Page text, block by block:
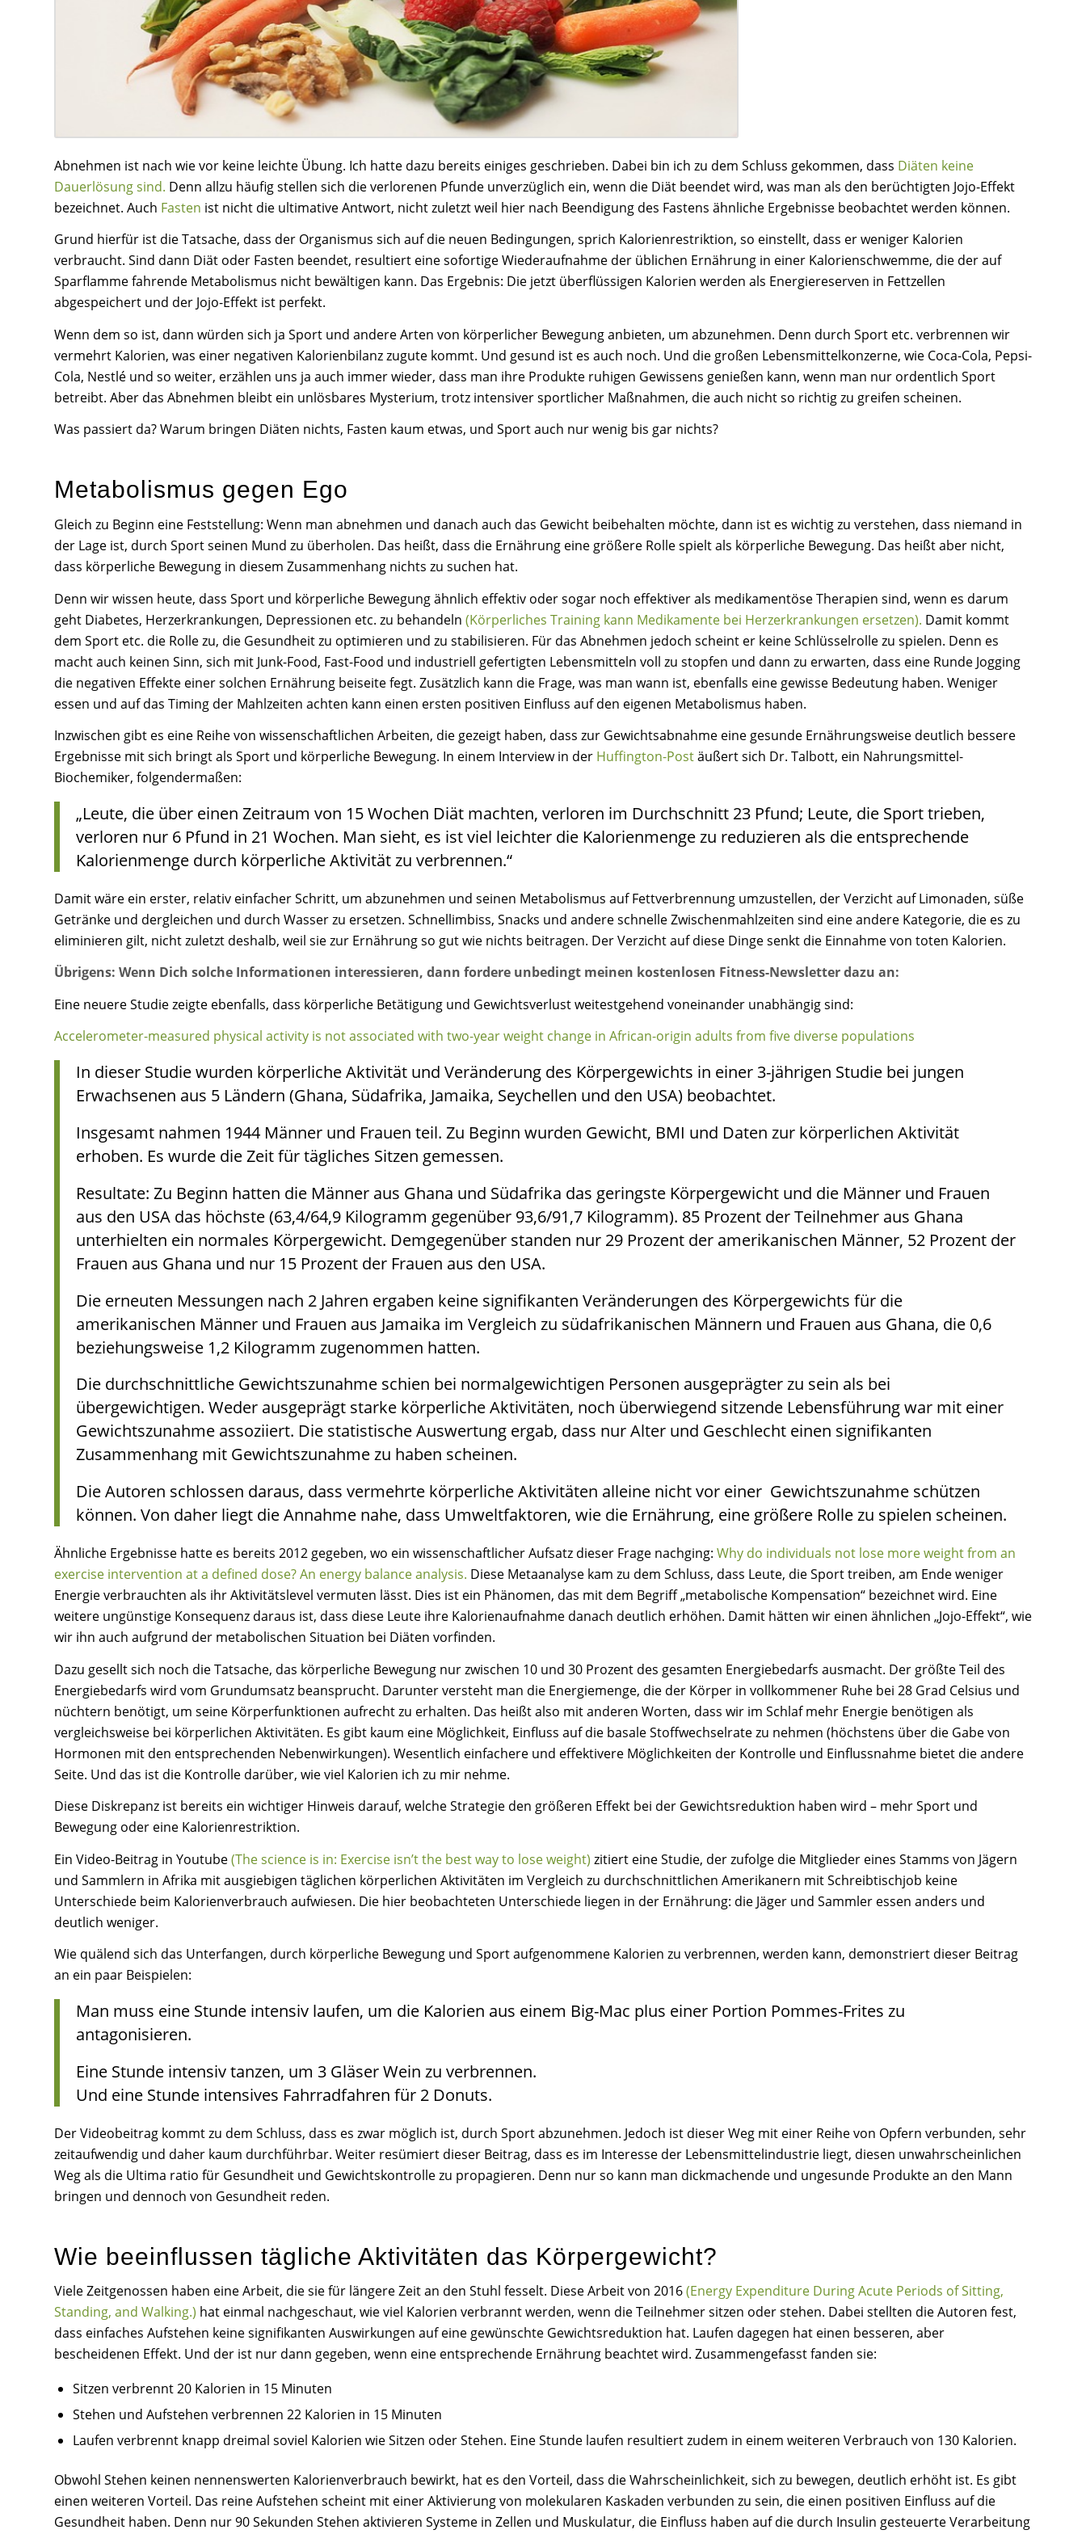
Abnehmen ist nach wie vor keine leichte Übung. Ich hatte dazu bereits einiges geschrieben. Dabei bin ich zu dem Schluss gekommen, dass Diäten keine
Dauerlösung sind. Denn allzu häufig stellen sich die verlorenen Pfunde unverzüglich ein, wenn die Diät beendet wird, was man als den berüchtigten Jojo-Effekt
bezeichnet. Auch Fasten ist nicht die ultimative Antwort, nicht zuletzt weil hier nach Beendigung des Fastens ähnliche Ergebnisse beobachtet werden können.
Grund hierfür ist die Tatsache, dass der Organismus sich auf die neuen Bedingungen, sprich Kalorienrestriktion, so einstellt, dass er weniger Kalorien
verbraucht. Sind dann Diät oder Fasten beendet, resultiert eine sofortige Wiederaufnahme der üblichen Ernährung in einer Kalorienschwemme, die der auf
Sparflamme fahrende Metabolismus nicht bewältigen kann. Das Ergebnis: Die jetzt überflüssigen Kalorien werden als Energiereserven in Fettzellen
abgespeichert und der Jojo-Effekt ist perfekt.
Wenn dem so ist, dann würden sich ja Sport und andere Arten von körperlicher Bewegung anbieten, um abzunehmen. Denn durch Sport etc. verbrennen wir
vermehrt Kalorien, was einer negativen Kalorienbilanz zugute kommt. Und gesund ist es auch noch. Und die großen Lebensmittelkonzerne, wie Coca-Cola, Pepsi-
Cola, Nestlé und so weiter, erzählen uns ja auch immer wieder, dass man ihre Produkte ruhigen Gewissens genießen kann, wenn man nur ordentlich Sport
betreibt. Aber das Abnehmen bleibt ein unlösbares Mysterium, trotz intensiver sportlicher Maßnahmen, die auch nicht so richtig zu greifen scheinen.
Was passiert da? Warum bringen Diäten nichts, Fasten kaum etwas, und Sport auch nur wenig bis gar nichts?
Metabolismus gegen Ego
Gleich zu Beginn eine Feststellung: Wenn man abnehmen und danach auch das Gewicht beibehalten möchte, dann ist es wichtig zu verstehen, dass niemand in
der Lage ist, durch Sport seinen Mund zu überholen. Das heißt, dass die Ernährung eine größere Rolle spielt als körperliche Bewegung. Das heißt aber nicht,
dass körperliche Bewegung in diesem Zusammenhang nichts zu suchen hat.
Denn wir wissen heute, dass Sport und körperliche Bewegung ähnlich effektiv oder sogar noch effektiver als medikamentöse Therapien sind, wenn es darum
geht Diabetes, Herzerkrankungen, Depressionen etc. zu behandeln (Körperliches Training kann Medikamente bei Herzerkrankungen ersetzen). Damit kommt
dem Sport etc. die Rolle zu, die Gesundheit zu optimieren und zu stabilisieren. Für das Abnehmen jedoch scheint er keine Schlüsselrolle zu spielen. Denn es
macht auch keinen Sinn, sich mit Junk-Food, Fast-Food und industriell gefertigten Lebensmitteln voll zu stopfen und dann zu erwarten, dass eine Runde Jogging
die negativen Effekte einer solchen Ernährung beiseite fegt. Zusätzlich kann die Frage, was man wann ist, ebenfalls eine gewisse Bedeutung haben. Weniger
essen und auf das Timing der Mahlzeiten achten kann einen ersten positiven Einfluss auf den eigenen Metabolismus haben.
Inzwischen gibt es eine Reihe von wissenschaftlichen Arbeiten, die gezeigt haben, dass zur Gewichtsabnahme eine gesunde Ernährungsweise deutlich bessere
Ergebnisse mit sich bringt als Sport und körperliche Bewegung. In einem Interview in der Huffington-Postäußert sich Dr. Talbott, ein Nahrungsmittel-
Biochemiker, folgendermaßen:
„Leute, die über einen Zeitraum von 15 Wochen Diät machten, verloren im Durchschnitt 23 Pfund; Leute, die Sport trieben,
verloren nur 6 Pfund in 21 Wochen. Man sieht, es ist viel leichter die Kalorienmenge zu reduzieren als die entsprechende
Kalorienmenge durch körperliche Aktivität zu verbrennen.“
Damit wäre ein erster, relativ einfacher Schritt, um abzunehmen und seinen Metabolismus auf Fettverbrennung umzustellen, der Verzicht auf Limonaden, süße
Getränke und dergleichen und durch Wasser zu ersetzen. Schnellimbiss, Snacks und andere schnelle Zwischenmahlzeiten sind eine andere Kategorie, die es zu
eliminieren gilt, nicht zuletzt deshalb, weil sie zur Ernährung so gut wie nichts beitragen. Der Verzicht auf diese Dinge senkt die Einnahme von toten Kalorien.
Übrigens: Wenn Dich solche Informationen interessieren, dann fordere unbedingt meinen kostenlosen Fitness-Newsletter dazu an:
Eine neuere Studie zeigte ebenfalls, dass körperliche Betätigung und Gewichtsverlust weitestgehend voneinander unabhängig sind:
Accelerometer-measured physical activity is not associated with two-year weight change in African-origin adults from five diverse populations
In dieser Studie wurden körperliche Aktivität und Veränderung des Körpergewichts in einer 3-jährigen Studie bei jungen
Erwachsenen aus 5 Ländern (Ghana, Südafrika, Jamaika, Seychellen und den USA) beobachtet.
Insgesamt nahmen 1944 Männer und Frauen teil. Zu Beginn wurden Gewicht, BMI und Daten zur körperlichen Aktivität
erhoben. Es wurde die Zeit für tägliches Sitzen gemessen.
Resultate: Zu Beginn hatten die Männer aus Ghana und Südafrika das geringste Körpergewicht und die Männer und Frauen
aus den USA das höchste (63,4/64,9 Kilogramm gegenüber 93,6/91,7 Kilogramm). 85 Prozent der Teilnehmer aus Ghana
unterhielten ein normales Körpergewicht. Demgegenüber standen nur 29 Prozent der amerikanischen Männer, 52 Prozent der
Frauen aus Ghana und nur 15 Prozent der Frauen aus den USA.
Die erneuten Messungen nach 2 Jahren ergaben keine signifikanten Veränderungen des Körpergewichts für die
amerikanischen Männer und Frauen aus Jamaika im Vergleich zu südafrikanischen Männern und Frauen aus Ghana, die 0,6
beziehungsweise 1,2 Kilogramm zugenommen hatten.
Die durchschnittliche Gewichtszunahme schien bei normalgewichtigen Personen ausgeprägter zu sein als bei
übergewichtigen. Weder ausgeprägt starke körperliche Aktivitäten, noch überwiegend sitzende Lebensführung war mit einer
Gewichtszunahme assoziiert. Die statistische Auswertung ergab, dass nur Alter und Geschlecht einen signifikanten
Zusammenhang mit Gewichtszunahme zu haben scheinen.
Die Autoren schlossen daraus, dass vermehrte körperliche Aktivitäten alleine nicht vor einer Gewichtszunahme schützen
können. Von daher liegt die Annahme nahe, dass Umweltfaktoren, wie die Ernährung, eine größere Rolle zu spielen scheinen.
Ähnliche Ergebnisse hatte es bereits 2012 gegeben, wo ein wissenschaftlicher Aufsatz dieser Frage nachging: Why do individuals not lose more weight from an
exercise intervention at a defined dose? An energy balance analysis. Diese Metaanalyse kam zu dem Schluss, dass Leute, die Sport treiben, am Ende weniger
Energie verbrauchten als ihr Aktivitätslevel vermuten lässt. Dies ist ein Phänomen, das mit dem Begriff „metabolische Kompensation“ bezeichnet wird. Eine
weitere ungünstige Konsequenz daraus ist, dass diese Leute ihre Kalorienaufnahme danach deutlich erhöhen. Damit hätten wir einen ähnlichen „Jojo-Effekt“, wie
wir ihn auch aufgrund der metabolischen Situation bei Diäten vorfinden.
Dazu gesellt sich noch die Tatsache, das körperliche Bewegung nur zwischen 10 und 30 Prozent des gesamten Energiebedarfs ausmacht. Der größte Teil des
Energiebedarfs wird vom Grundumsatz beansprucht. Darunter versteht man die Energiemenge, die der Körper in vollkommener Ruhe bei 28 Grad Celsius und
nüchtern benötigt, um seine Körperfunktionen aufrecht zu erhalten. Das heißt also mit anderen Worten, dass wir im Schlaf mehr Energie benötigen als
vergleichsweise bei körperlichen Aktivitäten. Es gibt kaum eine Möglichkeit, Einfluss auf die basale Stoffwechselrate zu nehmen (höchstens über die Gabe von
Hormonen mit den entsprechenden Nebenwirkungen). Wesentlich einfachere und effektivere Möglichkeiten der Kontrolle und Einflussnahme bietet die andere
Seite. Und das ist die Kontrolle darüber, wie viel Kalorien ich zu mir nehme.
Diese Diskrepanz ist bereits ein wichtiger Hinweis darauf, welche Strategie den größeren Effekt bei der Gewichtsreduktion haben wird – mehr Sport und
Bewegung oder eine Kalorienrestriktion.
Ein Video-Beitrag in Youtube(The science is in: Exercise isn’t the best way to lose weight) zitiert eine Studie, der zufolge die Mitglieder eines Stamms von Jägern
und Sammlern in Afrika mit ausgiebigen täglichen körperlichen Aktivitäten im Vergleich zu durchschnittlichen Amerikanern mit Schreibtischjob keine
Unterschiede beim Kalorienverbrauch aufwiesen. Die hier beobachteten Unterschiede liegen in der Ernährung: die Jäger und Sammler essen anders und
deutlich weniger.
Wie quälend sich das Unterfangen, durch körperliche Bewegung und Sport aufgenommene Kalorien zu verbrennen, werden kann, demonstriert dieser Beitrag
an ein paar Beispielen:
Man muss eine Stunde intensiv laufen, um die Kalorien aus einem Big-Mac plus einer Portion Pommes-Frites zu
antagonisieren.
Eine Stunde intensiv tanzen, um 3 Gläser Wein zu verbrennen.
Und eine Stunde intensives Fahrradfahren für 2 Donuts.
Der Videobeitrag kommt zu dem Schluss, dass es zwar möglich ist, durch Sport abzunehmen. Jedoch ist dieser Weg mit einer Reihe von Opfern verbunden, sehr
zeitaufwendig und daher kaum durchführbar. Weiter resümiert dieser Beitrag, dass es im Interesse der Lebensmittelindustrie liegt, diesen unwahrscheinlichen
Weg als die Ultima ratio für Gesundheit und Gewichtskontrolle zu propagieren. Denn nur so kann man dickmachende und ungesunde Produkte an den Mann
bringen und dennoch von Gesundheit reden.
Wie beeinflussen tägliche Aktivitäten das Körpergewicht?
Viele Zeitgenossen haben eine Arbeit, die sie für längere Zeit an den Stuhl fesselt. Diese Arbeit von 2016(Energy Expenditure During Acute Periods of Sitting,
Standing, and Walking.) hat einmal nachgeschaut, wie viel Kalorien verbrannt werden, wenn die Teilnehmer sitzen oder stehen. Dabei stellten die Autoren fest,
dass einfaches Aufstehen keine signifikanten Auswirkungen auf eine gewünschte Gewichtsreduktion hat. Laufen dagegen hat einen besseren, aber
bescheidenen Effekt. Und der ist nur dann gegeben, wenn eine entsprechende Ernährung beachtet wird. Zusammengefasst fanden sie:
Sitzen verbrennt 20 Kalorien in 15 Minuten
Stehen und Aufstehen verbrennen 22 Kalorien in 15 Minuten
Laufen verbrennt knapp dreimal soviel Kalorien wie Sitzen oder Stehen. Eine Stunde laufen resultiert zudem in einem weiteren Verbrauch von 130 Kalorien.
Obwohl Stehen keinen nennenswerten Kalorienverbrauch bewirkt, hat es den Vorteil, dass die Wahrscheinlichkeit, sich zu bewegen, deutlich erhöht ist. Es gibt
einen weiteren Vorteil. Das reine Aufstehen scheint mit einer Aktivierung von molekularen Kaskaden verbunden zu sein, die einen positiven Einfluss auf die
Gesundheit haben. Denn nur 90 Sekunden Stehen aktivieren Systeme in Zellen und Muskulatur, die Einfluss haben auf die durch Insulin gesteuerte Verarbeitung